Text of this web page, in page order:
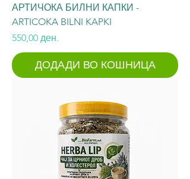
АРТИЧОКА БИЛНИ КАПКИ -
ARTICOKA BILNI KAPKI
Price
550,00 ден.
ДОДАДИ ВО КОШНИЦА